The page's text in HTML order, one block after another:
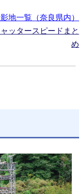
地一覧（奈良県内）
ッタースピードまと
め